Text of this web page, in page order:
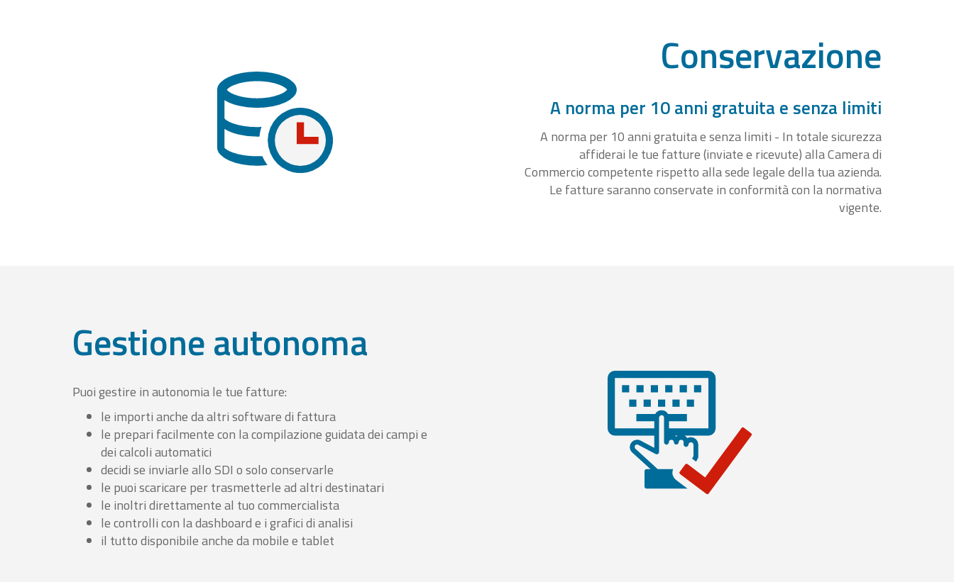
Conservazione
A norma per 10 anni gratuita e senza limiti
A norma per 10 anni gratuita e senza limiti - In totale sicurezza
affiderai le tue fatture (inviate e ricevute) alla Camera di
Commercio competente rispetto alla sede legale della tua azienda.
Le fatture saranno conservate in conformità con la normativa
vigente.
Gestione autonoma
Puoi gestire in autonomia le tue fatture:
le importi anche da altri software di fattura
le prepari facilmente con la compilazione guidata dei campi e
dei calcoli automatici
decidi se inviarle allo SDI o solo conservarle
le puoi scaricare per trasmetterle ad altri destinatari
le inoltri direttamente al tuo commercialista
le controlli con la dashboard e i grafici di analisi
il tutto disponibile anche da mobile e tablet